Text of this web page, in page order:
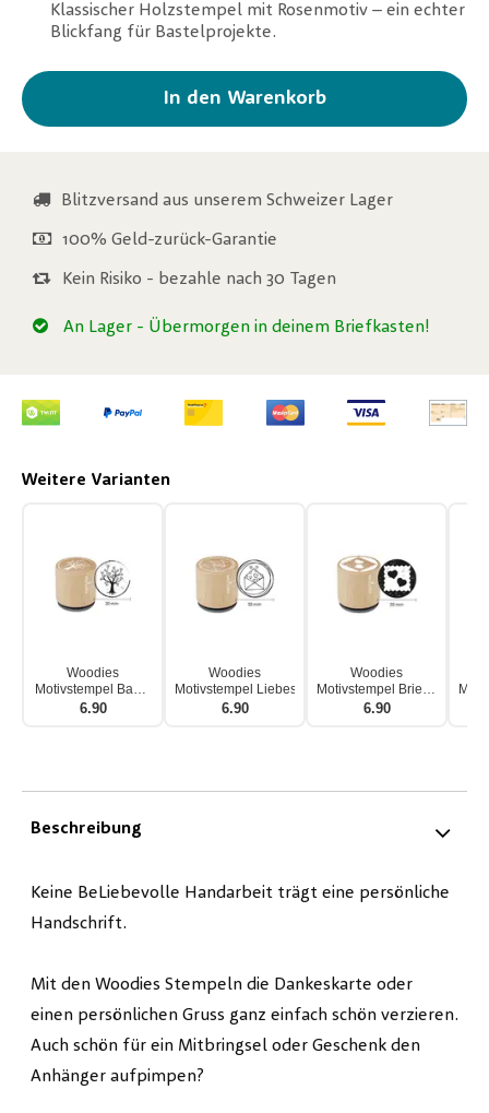
Klassischer Holzstempel mit Rosenmotiv – ein echter
Blickfang für Bastelprojekte.
In den Warenkorb
Blitzversand aus unserem Schweizer Lager
100% Geld-zurück-Garantie
Kein Risiko - bezahle nach 30 Tagen
An Lager - Übermorgen in deinem Briefkasten!
Weitere Varianten
Woodies
Motivstempel Baum
Herz
6.90
Woodies
Motivstempel Liebesbrief
6.90
Woodies
Motivstempel Briefmarke
Herz
6.90
Beschreibung
Keine BeLiebevolle Handarbeit trägt eine persönliche
Handschrift.
Mit den Woodies Stempeln die Dankeskarte oder
einen persönlichen Gruss ganz einfach schön verzieren.
Auch schön für ein Mitbringsel oder Geschenk den
Anhänger aufpimpen?